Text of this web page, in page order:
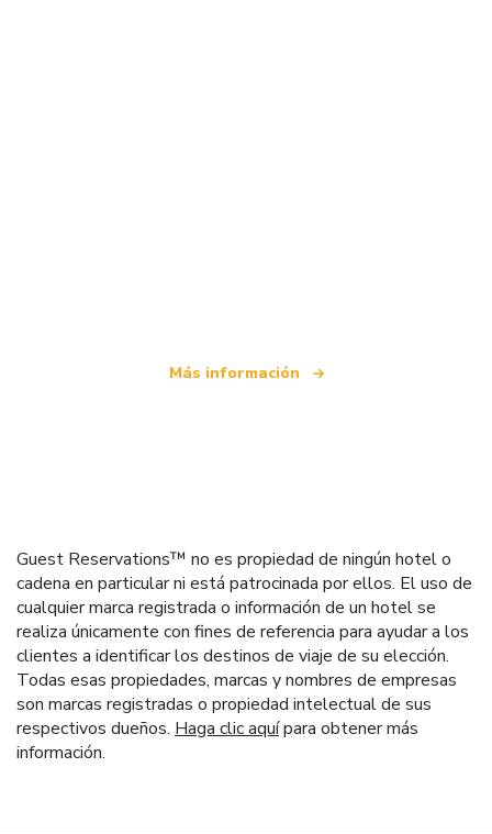
Más información
Guest Reservations™ no es propiedad de ningún hotel o
cadena en particular ni está patrocinada por ellos. El uso de
cualquier marca registrada o información de un hotel se
realiza únicamente con fines de referencia para ayudar a los
clientes a identificar los destinos de viaje de su elección.
Todas esas propiedades, marcas y nombres de empresas
son marcas registradas o propiedad intelectual de sus
respectivos dueños. Haga clic aquípara obtener más
información.